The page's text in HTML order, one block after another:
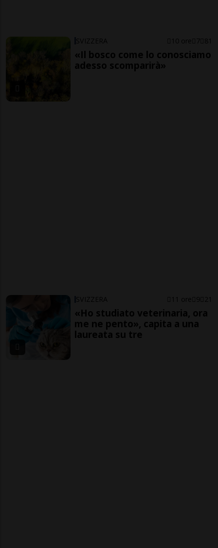
SVIZZERA 10 ore 7 81
«Il bosco come lo conosciamo
adesso scomparirà»
SVIZZERA 11 ore 9 21
«Ho studiato veterinaria, ora
me ne pento», capita a una
laureata su tre